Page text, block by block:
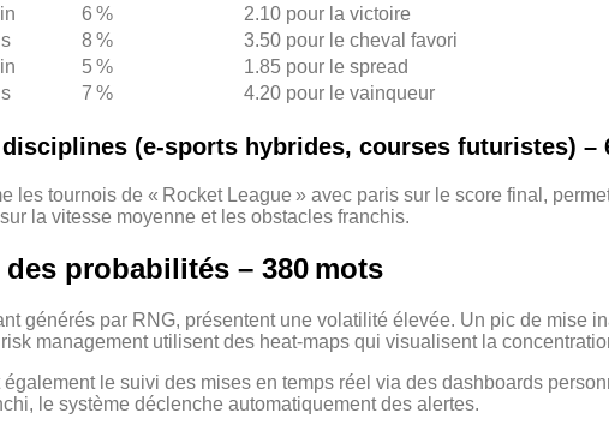
6 %
2.10 pour la victoire
8 %
3.50 pour le cheval favori
5 %
1.85 pour le spread
7 % 4.20 pour le vainqueur
(e‑sports hybrides, courses futuristes) –
les tournois de « Rocket League » avec paris sur le score final,
la vitesse moyenne et les obstacles franchis.
probabilités – 380 mots
générés par RNG, présentent une volatilité élevée. Un pic de mise
management utilisent des heat‑maps qui visualisent la
le suivi des mises en temps réel via des dashboards
le système déclenche automatiquement des alertes.